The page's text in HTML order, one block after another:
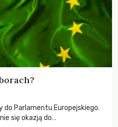
do Parlamentu Europejskiego.
się okazją do